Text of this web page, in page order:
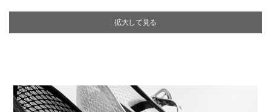
拡大して見る